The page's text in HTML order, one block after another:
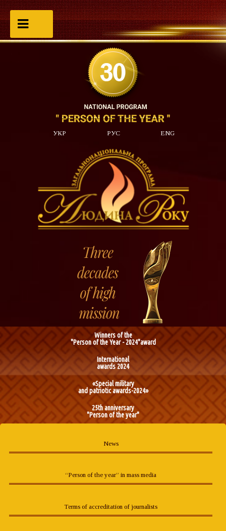
УКР РУС ENG
Winners of the
"Person of the Year - 2024"award
International
awards 2024
«Special military
and patriotic awards-2024»
25th anniversary
"Person of the year"
News
“Person of the year” in mass media
Terms of accreditation of journalists